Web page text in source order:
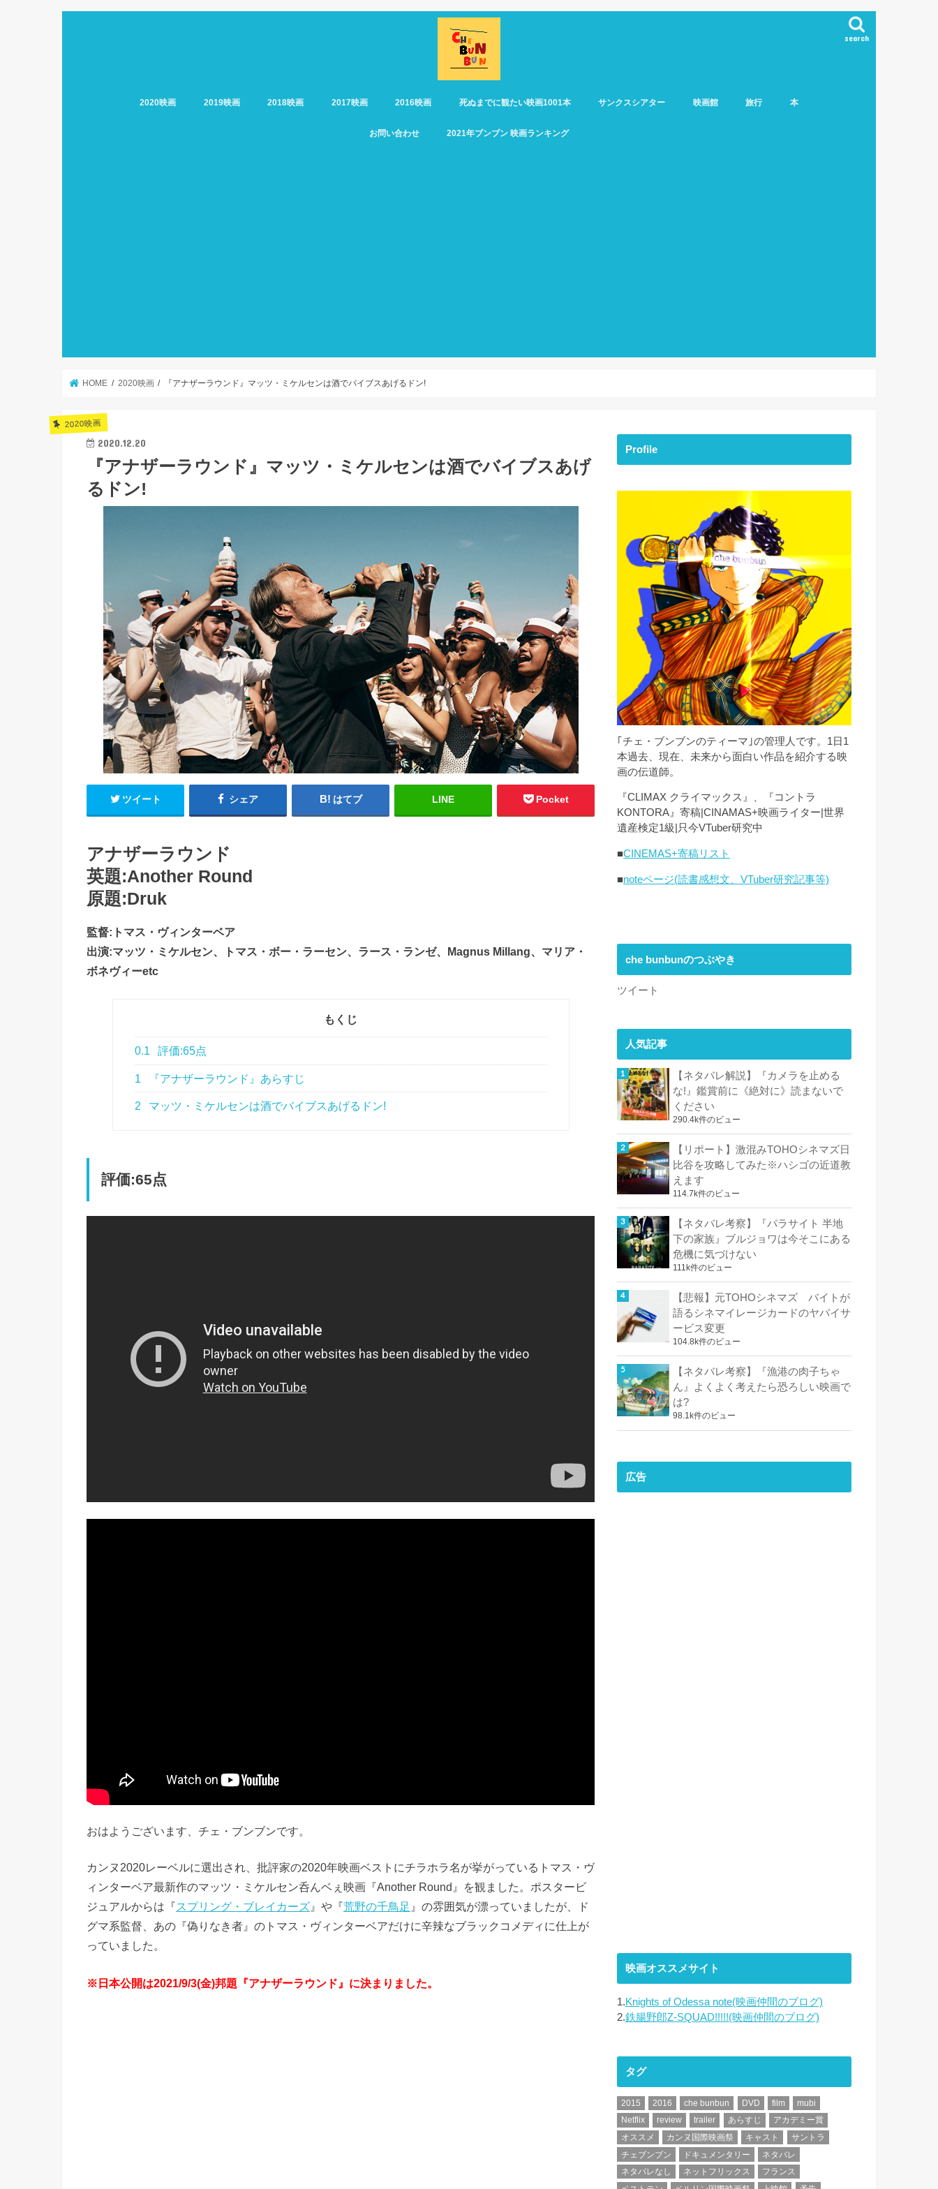
search
2020映画 2019映画 2018映画 2017映画 2016映画 死ぬまでに観たい映画1001本 サンクスシアター 映画館 旅行 本
お問い合わせ 2021年ブンブン 映画ランキング
HOME 2020映画 『アナザーラウンド』マッツ・ミケルセンは酒でバイブスあげるドン!
2020映画
2020.12.20
『アナザーラウンド』マッツ・ミケルセンは酒でバイブスあげ
るドン!
ツイート シェア はてブ LINE Pocket
アナザーラウンド
英題:Another Round
原題:Druk
監督:トマス・ヴィンターベア
出演:マッツ・ミケルセン、トマス・ボー・ラーセン、ラース・ランゼ、Magnus Millang、マリア・
ボネヴィーetc
もくじ
0.1 評価:65点
1 『アナザーラウンド』あらすじ
2 マッツ・ミケルセンは酒でバイブスあげるドン!
評価:65点
おはようございます、チェ・ブンブンです。
カンヌ2020レーベルに選出され、批評家の2020年映画ベストにチラホラ名が挙がっているトマス・ヴ
ィンターベア最新作のマッツ・ミケルセン呑んベぇ映画『Another Round』を観ました。ポスタービ
ジュアルからは『スプリング・ブレイカーズ 』や『荒野の千鳥足 』の雰囲気が漂っていましたが、ド
グマ系監督、あの『偽りなき者』のトマス・ヴィンターベアだけに辛辣なブラックコメディに仕上が
っていました。
※日本公開は2021/9/3(金)邦題『アナザーラウンド』に決まりました。
Profile
｢チェ・ブンブンのティーマ｣の管理人です。1日1
本過去、現在、未来から面白い作品を紹介する映
画の伝道師。
『CLIMAX クライマックス』、『コントラ
KONTORA』寄稿|CINAMAS+映画ライター|世界
遺産検定1級|只今VTuber研究中
■CINEMAS+寄稿リスト
■noteページ(読書感想文、VTuber研究記事等)
che bunbunのつぶやき
ツイート
人気記事
【ネタバレ解説】『カメラを止める
な!』鑑賞前に《絶対に》読まないで
ください
290.4k件のビュー
【リポート】激混みTOHOシネマズ日
比谷を攻略してみた※ハシゴの近道教
えます
114.7k件のビュー
【ネタバレ考察】『パラサイト 半地
下の家族』ブルジョワは今そこにある
危機に気づけない
111k件のビュー
【悲報】元TOHOシネマズ バイトが
語るシネマイレージカードのヤバイサ
ービス変更
104.8k件のビュー
【ネタバレ考察】『漁港の肉子ちゃ
ん』よくよく考えたら恐ろしい映画で
は?
98.1k件のビュー
広告
映画オススメサイト
1.Knights of Odessa note(映画仲間のブログ)
2.鉄腸野郎Z-SQUAD!!!!!(映画仲間のブログ)
タグ
2015 2016 che bunbun DVD film
mubi
Netflix
review trailer あらすじ
アカデミー賞
オススメ
カンヌ国際映画祭 キャスト
サントラ
チェブンブン
ドキュメンタリー
ネタバレ
ネタバレなし
ネットフリックス
フランス